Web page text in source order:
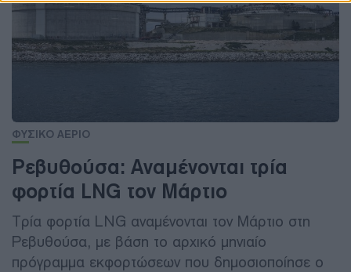
ΦΥΣΙΚΟ ΑΕΡΙΟ
Ρεβυθούσα: Αναμένονται τρία
φορτία LNG τον Μάρτιο
Τρία φορτία LNG αναμένονται τον Μάρτιο στη
Ρεβυθούσα, με βάση το αρχικό μηνιαίο
πρόγραμμα εκφορτώσεων που δημοσιοποίησε ο